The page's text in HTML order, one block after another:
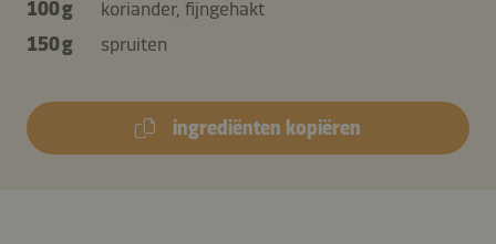
100 g
koriander, fijngehakt
150 g
spruiten
ingrediënten kopiëren